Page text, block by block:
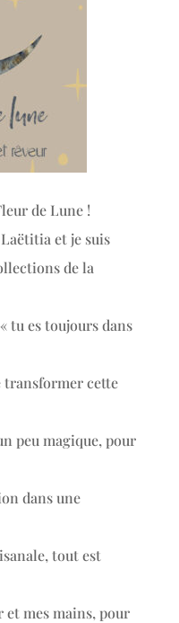
de Lune !
Laëtitia et je suis
de la
tu es toujours dans
transformer cette
peu magique, pour
dans une
tout est
et mes mains, pour